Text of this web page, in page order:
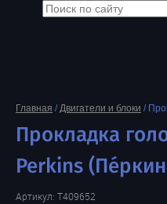
Главная /Двигатели и блоки /
Прокладка
Perkins
Артикул: T409652